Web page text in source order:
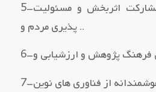
5–تقویت ونهادینهسازيمشارکت اثربخش و مسئولیت
پذیري مردم و ..
از فناوري هاي نوین